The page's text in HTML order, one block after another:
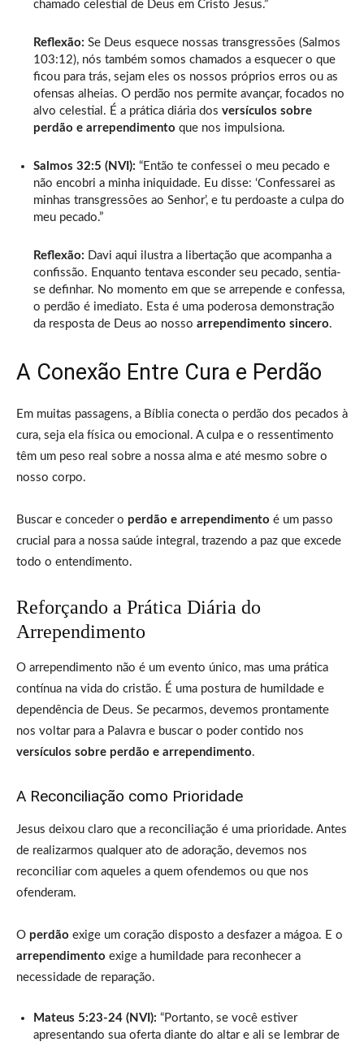
chamado celestial de Deus em Cristo Jesus.”
Reflexão: Se Deus esquece nossas transgressões (Salmos
103:12), nós também somos chamados a esquecer o que
ficou para trás, sejam eles os nossos próprios erros ou as
ofensas alheias. O perdão nos permite avançar, focados no
alvo celestial. É a prática diária dos versículos sobre
perdão e arrependimento que nos impulsiona.
Salmos 32:5 (NVI): “Então te confessei o meu pecado e
não encobri a minha iniquidade. Eu disse: ‘Confessarei as
minhas transgressões ao Senhor’, e tu perdoaste a culpa do
meu pecado.”
Reflexão: Davi aqui ilustra a libertação que acompanha a
confissão. Enquanto tentava esconder seu pecado, sentia-
se definhar. No momento em que se arrepende e confessa,
o perdão é imediato. Esta é uma poderosa demonstração
da resposta de Deus ao nosso arrependimento sincero.
A Conexão Entre Cura e Perdão
Em muitas passagens, a Bíblia conecta o perdão dos pecados à
cura, seja ela física ou emocional. A culpa e o ressentimento
têm um peso real sobre a nossa alma e até mesmo sobre o
nosso corpo.
Buscar e conceder o perdão e arrependimento é um passo
crucial para a nossa saúde integral, trazendo a paz que excede
todo o entendimento.
Reforçando a Prática Diária do
Arrependimento
O arrependimento não é um evento único, mas uma prática
contínua na vida do cristão. É uma postura de humildade e
dependência de Deus. Se pecarmos, devemos prontamente
nos voltar para a Palavra e buscar o poder contido nos
versículos sobre perdão e arrependimento.
A Reconciliação como Prioridade
Jesus deixou claro que a reconciliação é uma prioridade. Antes
de realizarmos qualquer ato de adoração, devemos nos
reconciliar com aqueles a quem ofendemos ou que nos
ofenderam.
O perdão exige um coração disposto a desfazer a mágoa. E o
arrependimento exige a humildade para reconhecer a
necessidade de reparação.
Mateus 5:23-24 (NVI): “Portanto, se você estiver
apresentando sua oferta diante do altar e ali se lembrar de